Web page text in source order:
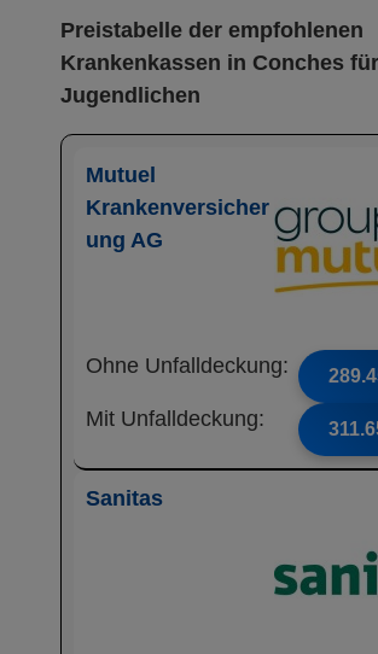
Preistabelle der empfohlenen
Krankenkassen in Conches für
Jugendlichen
Mutuel
Krankenversicher
ung AG
Ohne Unfalldeckung:
Mit Unfalldeckung:
Sanitas